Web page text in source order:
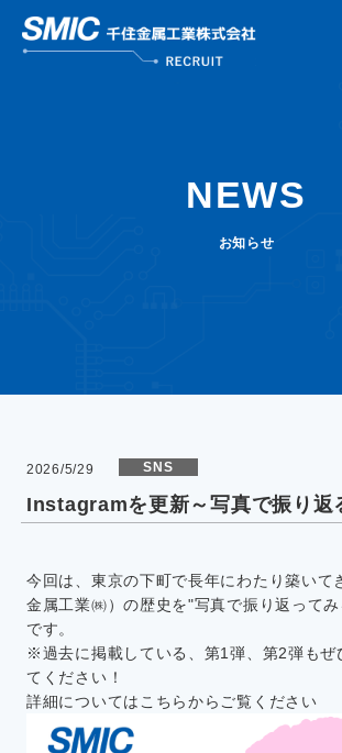
数字で知るSMIC
社員インタビュー
NEWS
お知らせ
2026/5/29 SNS
Instagramを更新～写真で振り返
今回は、東京の下町で長年にわたり築いて
金属工業㈱）の歴史を"写真で振り返って
です。
※過去に掲載している、第1弾、第2弾もぜ
てください！
詳細についてはこちらからご覧ください